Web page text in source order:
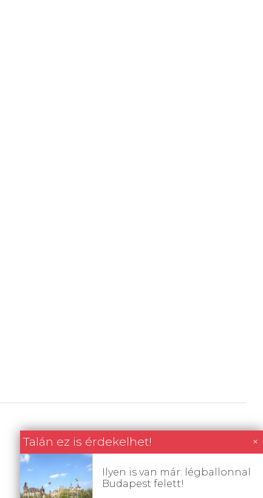
Talán ez is érdekelhet! ×
Ilyen is van már: légballonnal
Budapest felett!